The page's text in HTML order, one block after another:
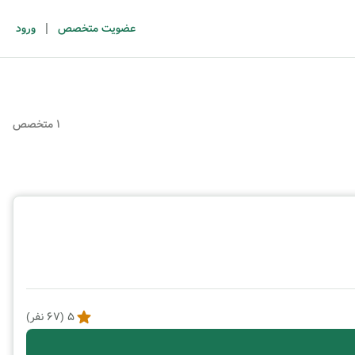
عضویت متخصص | ورود
1 متخصص
5
(
67 نفر)